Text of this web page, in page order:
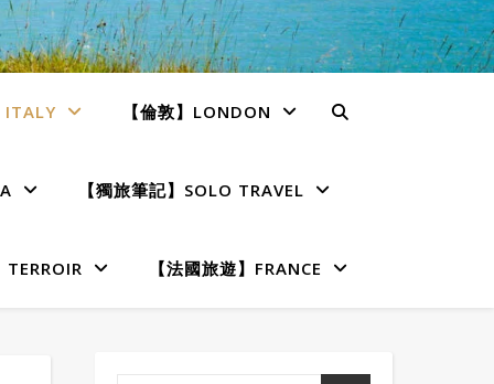
ITALY 【倫敦】LONDON
【獨旅筆記】SOLO TRAVEL
【法國旅遊】FRANCE